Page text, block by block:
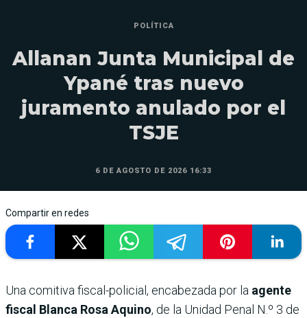
POLÍTICA
Allanan Junta Municipal de
Ypané tras nuevo
juramento anulado por el
TSJE
6 DE AGOSTO DE 2026 16:33
Compartir en redes
Una comitiva fiscal-policial, encabezada por la agente
fiscal Blanca Rosa Aquino, de la Unidad Penal N.º 3 de